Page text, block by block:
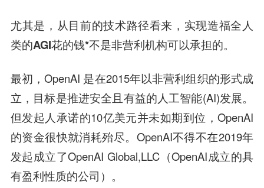
尤其是，从目前的技术路径看来，实现造福全人
类的AGI花的钱*不是非营利机构可以承担的。
最初，OpenAI 是在2015年以非营利组织的形式成
立，目标是推进安全且有益的人工智能(AI)发展。
但发起人承诺的10亿美元并未如期到位，OpenAI
的资金很快就消耗殆尽。OpenAI不得不在2019年
发起成立了OpenAI Global,LLC（OpenAI成立的具
有盈利性质的公司）。